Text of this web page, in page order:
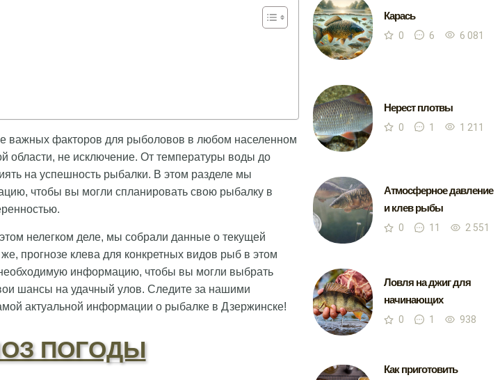
важных факторов для рыболовов в любом населенном
области, не исключение. От температуры воды до
на успешность рыбалки. В этом разделе мы
чтобы вы могли спланировать свою рыбалку в
нелегком деле, мы собрали данные о текущей
прогнозе клева для конкретных видов рыб в этом
информацию, чтобы вы могли выбрать
шансы на удачный улов. Следите за нашими
актуальной информации о рыбалке в Дзержинске!
ПОГОДЫ
Карась
0 6 6 081
Нерест плотвы
0 1 1 211
Атмосферное давление
и клев рыбы
0 11 2 551
Ловля на джиг для
начинающих
0 1 938
Как приготовить